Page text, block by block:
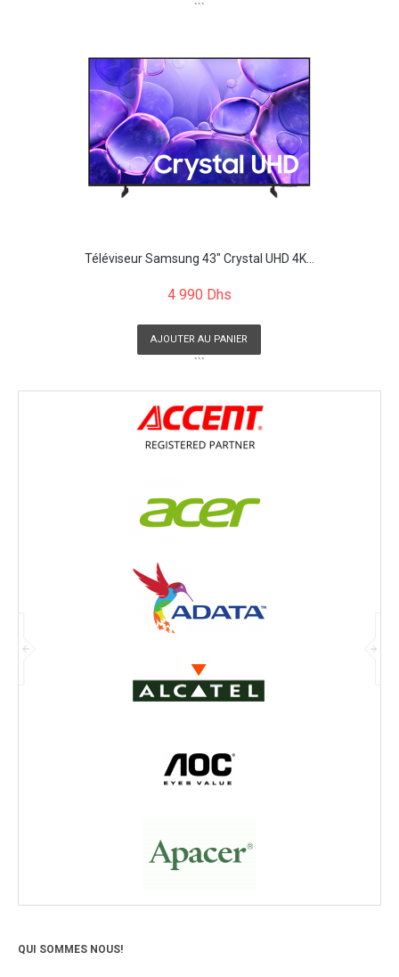
```
Téléviseur Samsung 43" Crystal UHD 4K...
4 990 Dhs
AJOUTER AU PANIER
```
QUI SOMMES NOUS!